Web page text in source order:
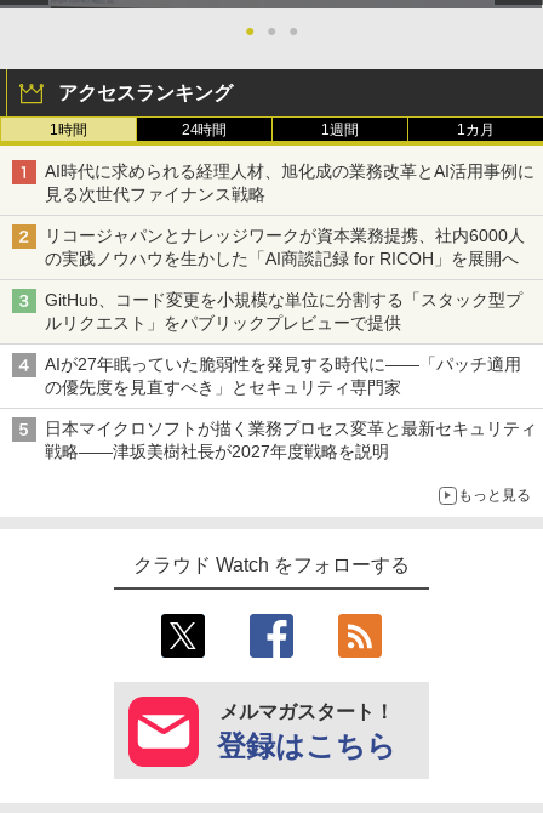
● ● ●
アクセスランキング
1時間 24時間 1週間 1カ月
AI時代に求められる経理人材、旭化成の業務改革とAI活用事例に
見る次世代ファイナンス戦略
リコージャパンとナレッジワークが資本業務提携、社内6000人
の実践ノウハウを生かした「AI商談記録 for RICOH」を展開へ
GitHub、コード変更を小規模な単位に分割する「スタック型プ
ルリクエスト」をパブリックプレビューで提供
AIが27年眠っていた脆弱性を発見する時代に――「パッチ適用
の優先度を見直すべき」とセキュリティ専門家
日本マイクロソフトが描く業務プロセス変革と最新セキュリティ
戦略――津坂美樹社長が2027年度戦略を説明
もっと見る
クラウド Watch をフォローする
メルマガスタート！
登録はこちら